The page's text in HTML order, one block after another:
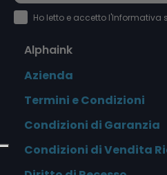
Accettazione Privacy Policy
Ho letto e accetto l'Informativa
Alphaink
Azienda
Termini e Condizioni
Condizioni di Garanzia
Condizioni di Vendita